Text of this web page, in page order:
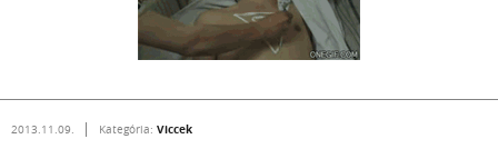
2013.11.09. Kategória: Viccek